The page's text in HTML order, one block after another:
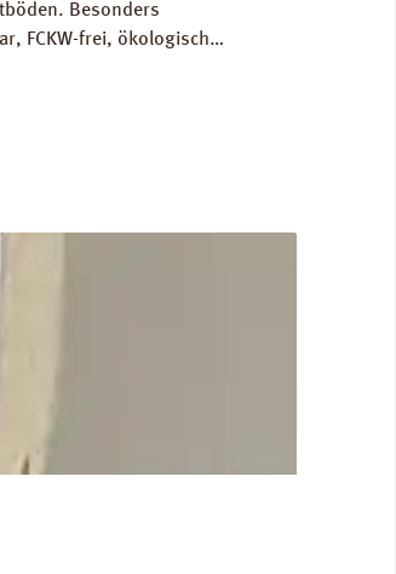
Besonders
FCKW-frei, ökologisch
für die Berechnung der